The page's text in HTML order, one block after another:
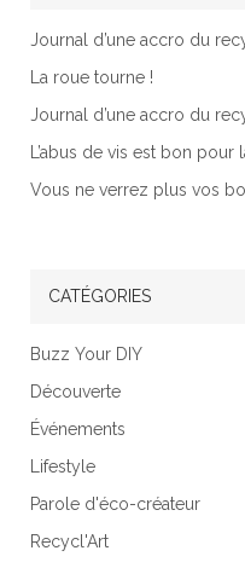
Journal d’une accro du
La roue tourne !
Journal d’une accro du
L’abus de vis est bon pour
Vous ne verrez plus vos
CATÉGORIES
Buzz Your DIY
Découverte
Événements
Lifestyle
Parole d'éco-créateur
Recycl'Art